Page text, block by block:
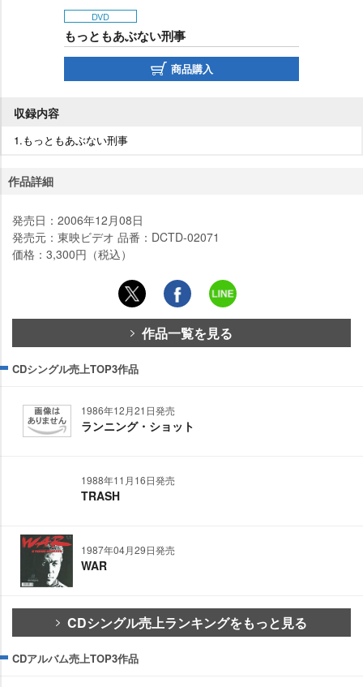
DVD
もっともあぶない刑事
商品購入
収録内容
1.もっともあぶない刑事
作品詳細
発売日：2006年12月08日
発売元：東映ビデオ 品番：DCTD-02071
価格：3,300円（税込）
作品一覧を見る
CDシングル売上TOP3作品
1986年12月21日発売
ランニング・ショット
1988年11月16日発売
TRASH
1987年04月29日発売
WAR
CDシングル売上ランキングをもっと見る
CDアルバム売上TOP3作品